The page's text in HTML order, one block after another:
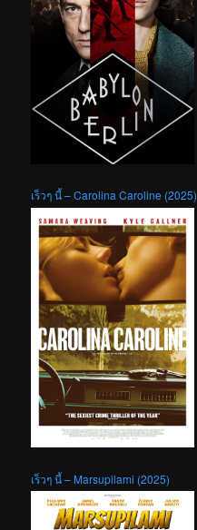
เร็วๆ นี้ – Carolina Caroline (2025)
เร็วๆ นี้ – Marsupilami (2025)